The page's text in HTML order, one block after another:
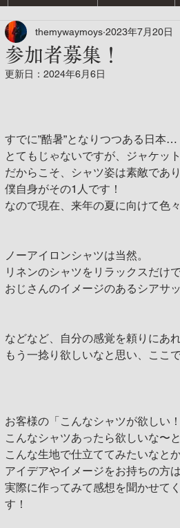
参加者募集！
themywaymoys 2023年7月20日
更新日： 2024年6月6日
すでに”酷暑”となりつつある日本…
とてもじゃないですが、ジャケッ
だからこそ、シャツ姿は素敵であ
僕自身がその1人です！
なので現在、来年の夏に向けて色
ノーアイロンシャツは当然。
リネンのシャツをリラックスだけ
おじさんのイメージのあるシアサ
などなど、自分の感覚を頼りにあ
もう一捻り欲しいなと思い、ここ
お客様の「こんなシャツが欲しい
こんなシャツあったら欲しいな〜と
こんな生地で仕立ててみたいなとか
アイデアやイメージをお持ちの方
実際に作ってみて感想を聞かせて
す！